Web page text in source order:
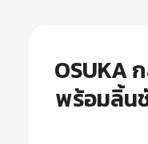
OSUKA
พร้อมลิ้น